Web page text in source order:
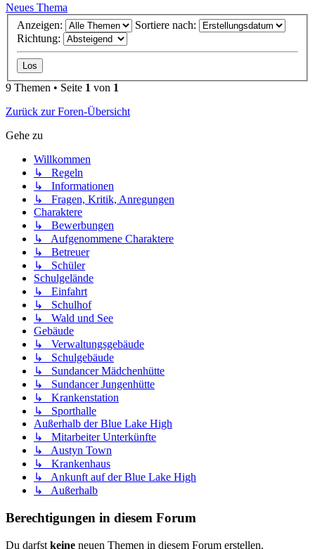
Neues Thema
Anzeigen:
Sortiere nach:
Richtung:
9 Themen • Seite 1 von 1
Zurück zur Foren-Übersicht
Gehe zu
Willkommen
↳ Regeln
↳ Informationen
↳ Fragen, Kritik, Anregungen
Charaktere
↳ Bewerbungen
↳ Aufgenommene Charaktere
↳ Betreuer
↳ Schüler
Schulgelände
↳ Einfahrt
↳ Schulhof
↳ Wald und See
Gebäude
↳ Verwaltungsgebäude
↳ Schulgebäude
↳ Sundancer Mädchenhütte
↳ Sundancer Jungenhütte
↳ Krankenstation
↳ Sporthalle
Außerhalb der Blue Lake High
↳ Mitarbeiter Unterkünfte
↳ Austyn Town
↳ Krankenhaus
↳ Ankunft auf der Blue Lake High
↳ Außerhalb
Berechtigungen in diesem Forum
Du darfst keine neuen Themen in diesem Forum erstellen.